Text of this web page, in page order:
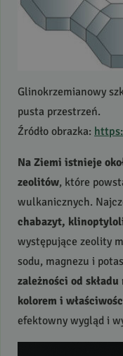
Glinokrzemianowy
pusta przestrzeń.
Źródło obrazka:
Na Ziemi istnieje
zeolitów, które
wulkanicznych.
chabazyt,
występujące zeolity
sodu, magnezu i
zależności od
kolorem i
efektowny wygląd i